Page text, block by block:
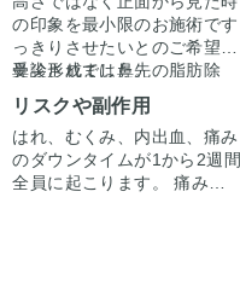
の印象を最小限のお施術です
っきりさせたいとのご希望で
受診されました。
鼻尖形成では鼻先の脂肪除
去、軟骨の減量、軟骨どうし
の縫合で鼻先の幅を狭くし、
耳介軟骨移植で突出感を出し
ています。
今回は鼻柱を下げるお施術は
していないため小鼻縮小の際
に鼻翼挙上も同時に行い内側
リスクや副作用
はれ、むくみ、内出血、痛み
のダウンタイムが1から2週間
全員に起こります。 痛みは3